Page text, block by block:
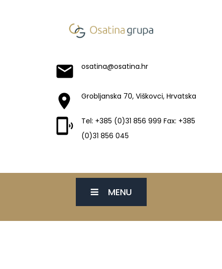
osatina@osatina.hr
Grobljanska 70, Viškovci, Hrvatska
Tel: +385 (0)31 856 999 Fax: +385
(0)31 856 045
MENU